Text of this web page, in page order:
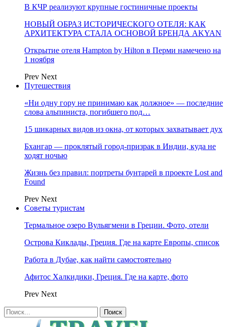
В КЧР реализуют крупные гостиничные проекты
НОВЫЙ ОБРАЗ ИСТОРИЧЕСКОГО ОТЕЛЯ: КАК
АРХИТЕКТУРА СТАЛА ОСНОВОЙ БРЕНДА AKYAN
Открытие отеля Hampton by Hilton в Перми намечено на
1 ноября
Prev Next
Путешествия
«Ни одну гору не принимаю как должное» — последние
слова альпиниста, погибшего под…
15 шикарных видов из окна, от которых захватывает дух
Бхангар — проклятый город-призрак в Индии, куда не
ходят ночью
Жизнь без правил: портреты бунтарей в проекте Lost and
Found
Prev Next
Советы туристам
Термальное озеро Вульягмени в Греции. Фото, отели
Острова Киклады, Греция. Где на карте Европы, список
Работа в Дубае, как найти самостоятельно
Афитос Халкидики, Греция. Где на карте, фото
Prev Next